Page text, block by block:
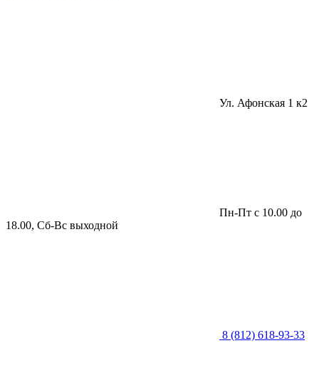
Ул. Афонская 1 к2
Пн-Пт с 10.00 до
18.00, Сб-Вс выходной
8 (812) 618-93-33